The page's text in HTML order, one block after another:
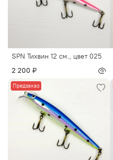
SPN Тихвин 12 см., цвет 025
2 200 ₽
Предзаказ